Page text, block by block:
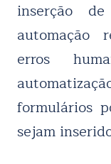
inserção
automação
erros
formulários
sejam